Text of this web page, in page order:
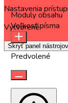
Nastavenia
Vytvorené OneTap
Skryť panel nástrojov
Moduly obsahu
Veľkosť písma
Predvolené